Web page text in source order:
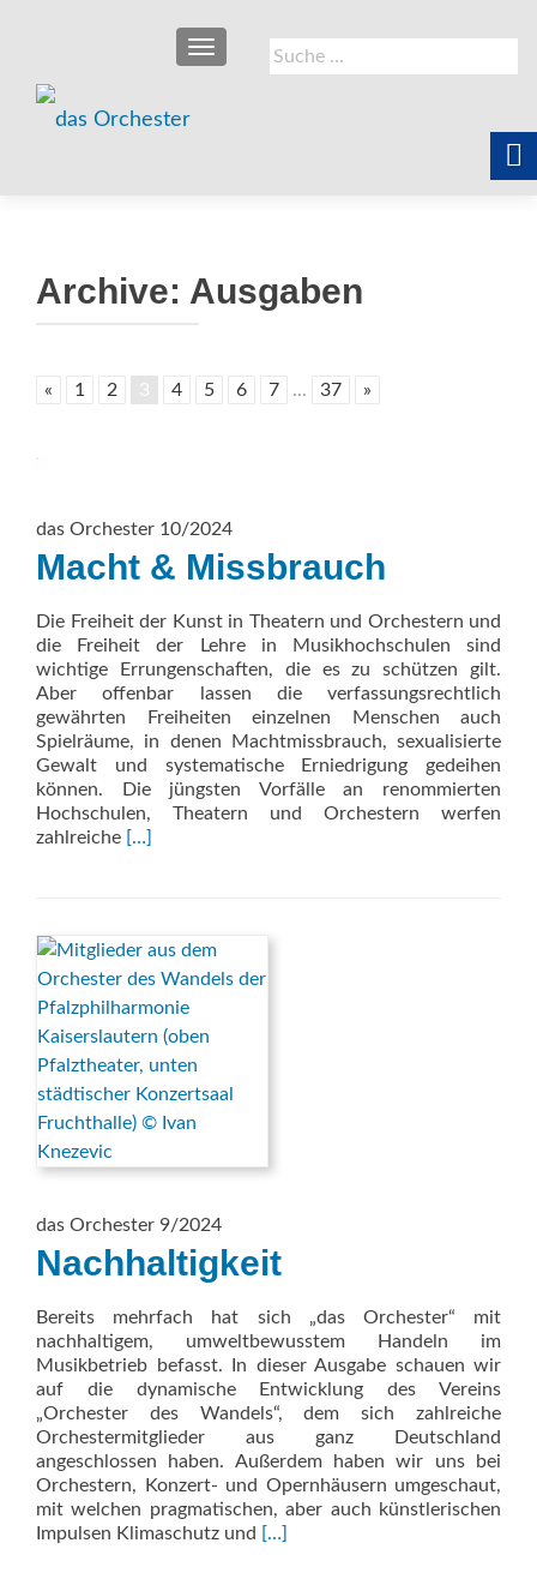
Suche
nach:
SCHALTE NAVIGATION
Archive: Ausgaben
« 1 2 3 4 5 6 7 ... 37 »
das Orchester 10/2024
Macht & Missbrauch
Die Freiheit der Kunst in Theatern und Orchestern und
die Freiheit der Lehre in Musikhochschulen sind
wichtige Errungenschaften, die es zu schützen gilt.
Aber offenbar lassen die verfassungsrechtlich
gewährten Freiheiten einzelnen Menschen auch
Spielräume, in denen Machtmissbrauch, sexualisierte
Gewalt und systematische Erniedrigung gedeihen
können. Die jüngsten Vorfälle an renommierten
Hochschulen, Theatern und Orchestern werfen
zahlreiche Read
Missbrauch
[…]
das Orchester 9/2024
Nachhaltigkeit
Bereits mehrfach hat sich „das Orchester“ mit
nachhaltigem, umweltbewusstem Handeln im
Musikbetrieb befasst. In dieser Ausgabe schauen wir
auf die dynamische Entwicklung des Vereins
„Orchester des Wandels“, dem sich zahlreiche
Orchestermitglieder aus ganz Deutschland
angeschlossen haben. Außerdem haben wir uns bei
Orchestern, Konzert- und Opernhäusern umgeschaut,
mit welchen pragmatischen, aber auch künstlerischen
Impulsen Klimaschutz und Read
[…]